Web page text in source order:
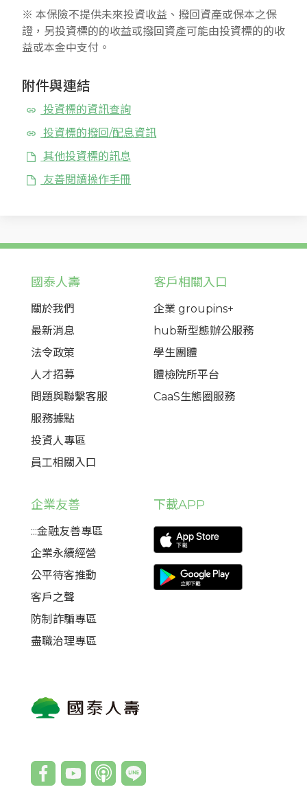
※ 本保險不提供未來投資收益、撥回資產或保本之保
證，另投資標的的收益或撥回資產可能由投資標的的收
益或本金中支付。
附件與連結
投資標的資訊查詢
投資標的撥回/配息資訊
其他投資標的訊息
友善閱讀操作手冊
國泰人壽
關於我們
最新消息
法令政策
人才招募
問題與聯繫客服
服務據點
投資人專區
員工相關入口
客戶相關入口
企業 groupins+
hub新型態辦公服務
學生團體
體檢院所平台
CaaS生態圈服務
企業友善
:::金融友善專區
企業永續經營
公平待客推動
客戶之聲
防制詐騙專區
盡職治理專區
下載APP